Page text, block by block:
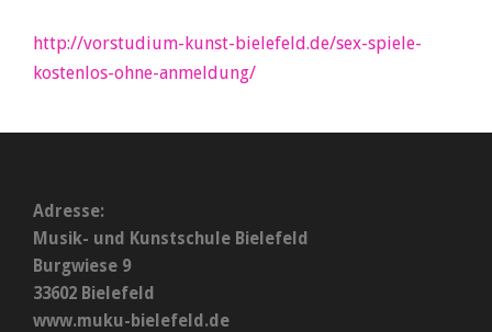
http://vorstudium-kunst-bielefeld.de/sex-spiele-
kostenlos-ohne-anmeldung/
Adresse:
Musik- und Kunstschule Bielefeld
Burgwiese 9
33602 Bielefeld
www.muku-bielefeld.de